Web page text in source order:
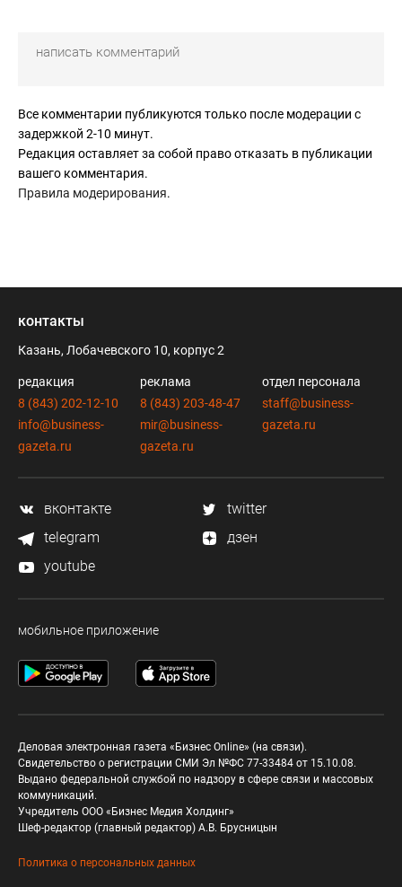
Все комментарии публикуются только после модерации с
задержкой 2-10 минут.
Редакция оставляет за собой право отказать в публикации
вашего комментария.
Правила модерирования.
контакты
Казань, Лобачевского 10, корпус 2
редакция
8 (843) 202-12-10
info@business-
gazeta.ru
реклама
8 (843) 203-48-47
mir@business-
gazeta.ru
отдел персонала
staff@business-
gazeta.ru
вконтакте
twitter
telegram
дзен
youtube
мобильное приложение
Деловая электронная газета «Бизнес Online» (на связи).
Свидетельство о регистрации СМИ Эл №ФС 77-33484 от 15.10.08.
Выдано федеральной службой по надзору в сфере связи и массовых
коммуникаций.
Учредитель ООО «Бизнес Медия Холдинг»
Шеф-редактор (главный редактор) А.В. Брусницын
Политика о персональных данных